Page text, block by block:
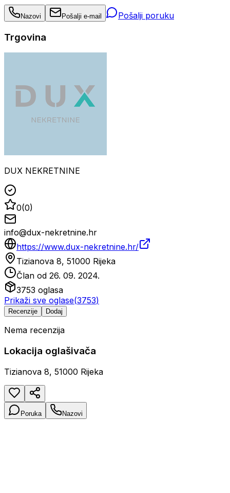
Nazovi Pošalji e-mail Pošalji poruku
Trgovina
DUX NEKRETNINE
0(0)
info@dux-nekretnine.hr
https://www.dux-nekretnine.hr/
Tizianova 8, 51000 Rijeka
Član od 26. 09. 2024.
3753 oglasa
Prikaži sve oglase(3753)
Recenzije Dodaj
Nema recenzija
Lokacija oglašivača
Tizianova 8, 51000 Rijeka
Poruka Nazovi